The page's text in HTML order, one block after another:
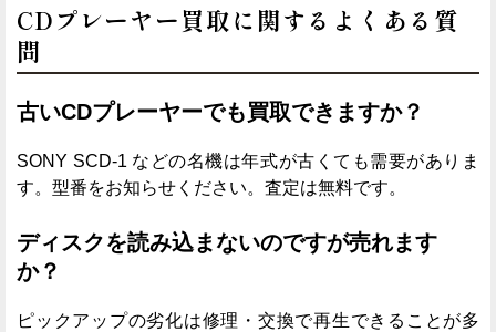
CDプレーヤー買取に関するよくある質
問
古いCDプレーヤーでも買取できますか？
SONY SCD-1 などの名機は年式が古くても需要がありま
す。型番をお知らせください。査定は無料です。
ディスクを読み込まないのですが売れます
か？
ピックアップの劣化は修理・交換で再生できることが多